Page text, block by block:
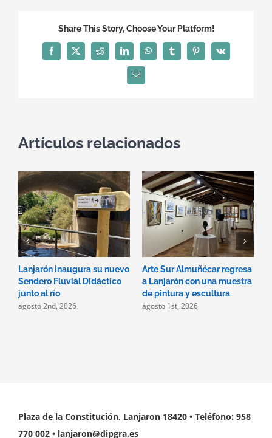
Share This Story, Choose Your Platform!
Facebook
X Reddit LinkedInWhatsAppTumblrPinterest
Vk
Correo
electrónico
Artículos relacionados
Lanjarón inaugura su nuevo
Sendero Fluvial Didáctico
junto al río
agosto 2nd, 2026
Arte Sur Almuñécar regresa
a Lanjarón con una muestra
de pintura y escultura
agosto 1st, 2026
Plaza de la Constitución, Lanjaron 18420 • Teléfono: 958
770 002 • lanjaron@dipgra.es